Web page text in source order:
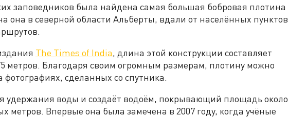
заповедников была найдена самая большая бобровая плотина
она в северной области Альберты, вдали от населённых пунктов
The Times of India, длина этой конструкции составляет
метров. Благодаря своим огромным размерам, плотину можно
фотографиях, сделанных со спутника.
удержания воды и создаёт водоём, покрывающий площадь около
метров. Впервые она была замечена в 2007 году, когда учёные